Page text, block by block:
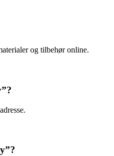
og tilbehør online.